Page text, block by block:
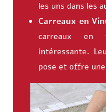
les uns dans les
Carreaux en
carreaux en
intéressante.
pose et offre